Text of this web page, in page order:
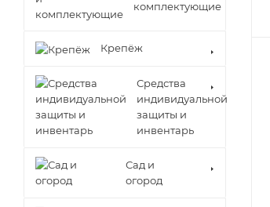
комплектующие
Крепёж
Средства
индивидуальной
защиты и
инвентарь
Сад и
огород